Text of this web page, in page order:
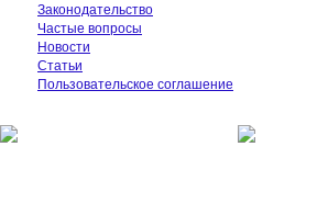
Законодательство
Частые вопросы
Новости
Статьи
Пользовательское соглашение